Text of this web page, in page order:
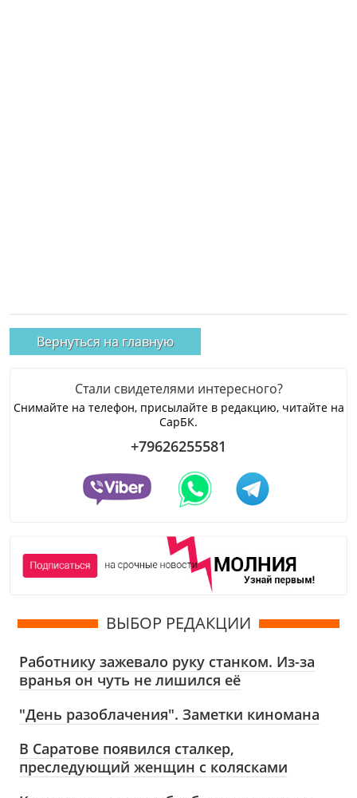
Вернуться на главную
Стали свидетелями интересного?
Снимайте на телефон, присылайте в редакцию, читайте на
СарБК.
+79626255581
ВЫБОР РЕДАКЦИИ
Работнику зажевало руку станком. Из-за
вранья он чуть не лишился её
"День разоблачения". Заметки киномана
В Саратове появился сталкер,
преследующий женщин с колясками